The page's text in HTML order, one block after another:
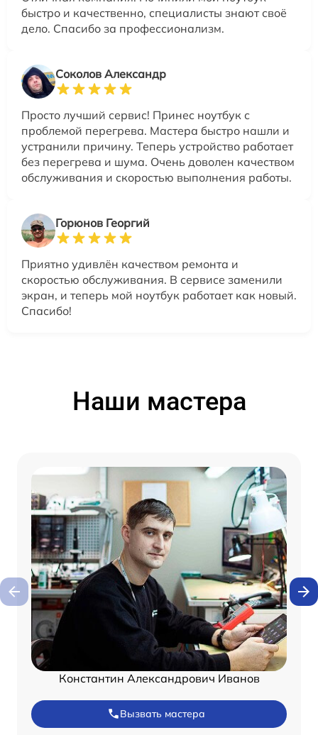
быстро и качественно, специалисты знают своё
дело. Спасибо за профессионализм.
Соколов Александр
Просто лучший сервис! Принес ноутбук с
проблемой перегрева. Мастера быстро нашли и
устранили причину. Теперь устройство работает
без перегрева и шума. Очень доволен качеством
обслуживания и скоростью выполнения работы.
Горюнов Георгий
Приятно удивлён качеством ремонта и
скоростью обслуживания. В сервисе заменили
экран, и теперь мой ноутбук работает как новый.
Спасибо!
Наши мастера
Константин Александрович Иванов
Вызвать мастера